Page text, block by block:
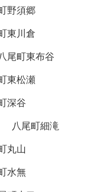
野須郷
東川倉
尾町東布谷
東松瀬
深谷
八尾町細滝
丸山
水無